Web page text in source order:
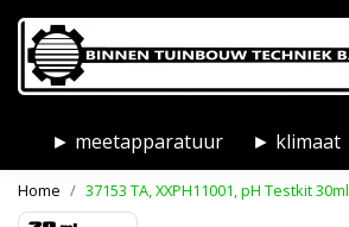
► meetapparatuur ► klimaat
Home 37153 TA, XXPH11001, pH Testkit 30ml